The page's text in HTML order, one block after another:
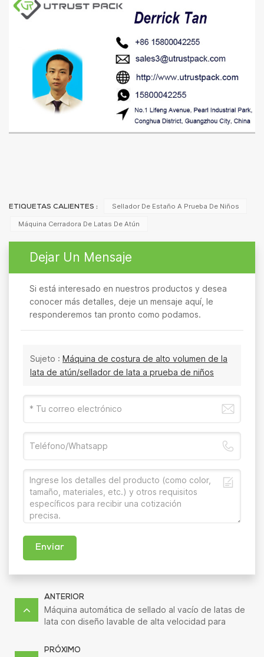
ETIQUETAS CALIENTES : Sellador De Estaño A Prueba De Niños
Máquina Cerradora De Latas De Atún
Dejar Un Mensaje
Si está interesado en nuestros productos y desea
conocer más detalles, deje un mensaje aquí, le
responderemos tan pronto como podamos.
Sujeto : Máquina de costura de alto volumen de la
lata de atún/sellador de lata a prueba de niños
Enviar
ANTERIOR
Máquina automática de sellado al vacío de latas de
lata con diseño lavable de alta velocidad para
PRÓXIMO